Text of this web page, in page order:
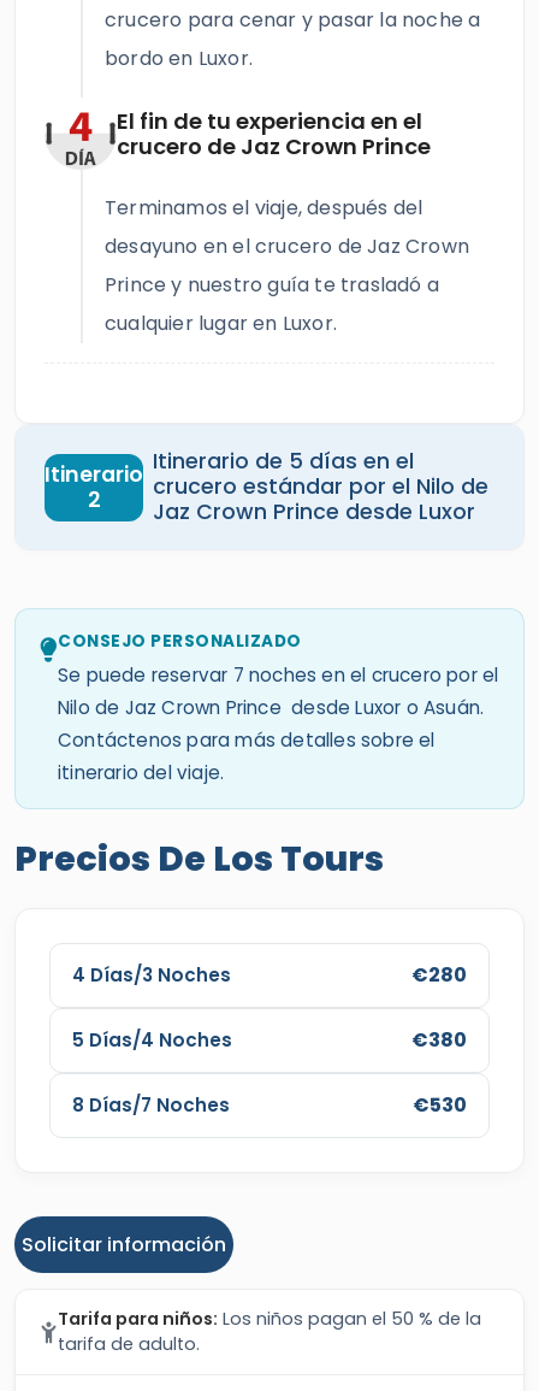
crucero para cenar y pasar la noche a
bordo en Luxor.
El fin de tu experiencia en el
crucero de Jaz Crown Prince
Terminamos el viaje, después del
desayuno en el crucero de Jaz Crown
Prince y nuestro guía te trasladó a
cualquier lugar en Luxor.
Itinerario
2
Itinerario de 5 días en el
crucero estándar por el Nilo de
Jaz Crown Prince desde Luxor
CONSEJO PERSONALIZADO
Se puede reservar 7 noches en el crucero por el
Nilo de Jaz Crown Prince desde Luxor o Asuán.
Contáctenos para más detalles sobre el
itinerario del viaje.
Precios De Los Tours
4 Días/3 Noches €280
5 Días/4 Noches €380
8 Días/7 Noches €530
Solicitar información
Tarifa para niños: Los niños pagan el 50 % de la
tarifa de adulto.